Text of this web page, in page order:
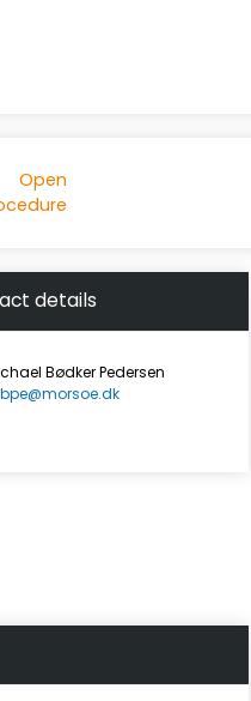
Open
details
Bødker Pedersen